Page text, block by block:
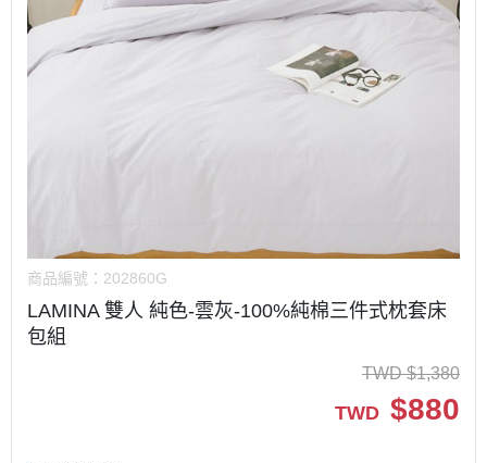
商品編號： 202860G
LAMINA 雙人 純色-雲灰-100%純棉三件式枕套床
包組
TWD $1,380
TWD $880